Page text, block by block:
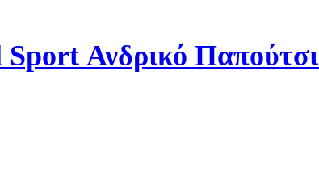
Ανδρικό